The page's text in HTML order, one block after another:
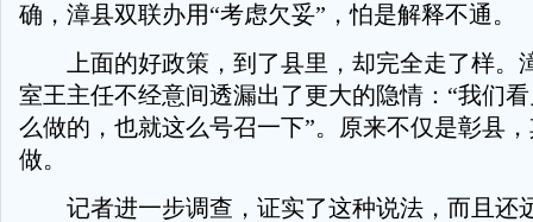
确，漳县双联办用“考虑欠妥”，怕是解释不通。
上面的好政策，到了县里，却完全走了样。
室王主任不经意间透漏出了更大的隐情：“我们
么做的，也就这么号召一下”。原来不仅是彰县
做。
记者进一步调查，证实了这种说法，而且还